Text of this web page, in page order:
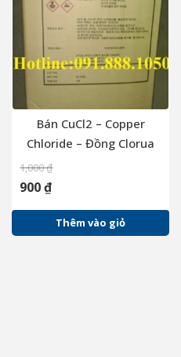
Bán CuCl2 – Copper
Chloride – Đồng Clorua
hàng Hàn Quốc, Trung
1,000₫
900₫
Thêm vào giỏ